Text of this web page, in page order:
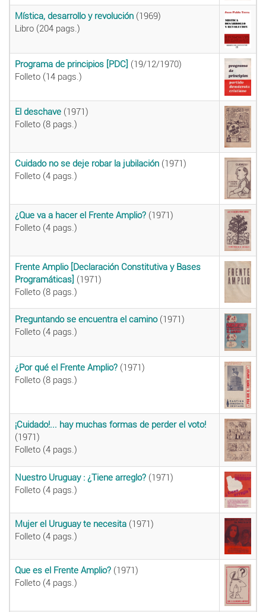
Mística, desarrollo y revolución (1969)
Libro (204 pags.)
Programa de principios [PDC] (19/12/1970)
Folleto (14 pags.)
El deschave (1971)
Folleto (8 pags.)
Cuidado no se deje robar la jubilación (1971)
Folleto (4 pags.)
¿Que va a hacer el Frente Amplio? (1971)
Folleto (4 pags.)
Frente Amplio [Declaración Constitutiva y Bases
Programáticas] (1971)
Folleto (8 pags.)
Preguntando se encuentra el camino(1971)
Folleto (4 pags.)
¿Por qué el Frente Amplio? (1971)
Folleto (8 pags.)
¡Cuidado!... hay muchas formas de perder el voto!
(1971)
Folleto (4 pags.)
Nuestro Uruguay : ¿Tiene arreglo? (1971)
Folleto (4 pags.)
Mujer el Uruguay te necesita (1971)
Folleto (4 pags.)
Que es el Frente Amplio? (1971)
Folleto (4 pags.)